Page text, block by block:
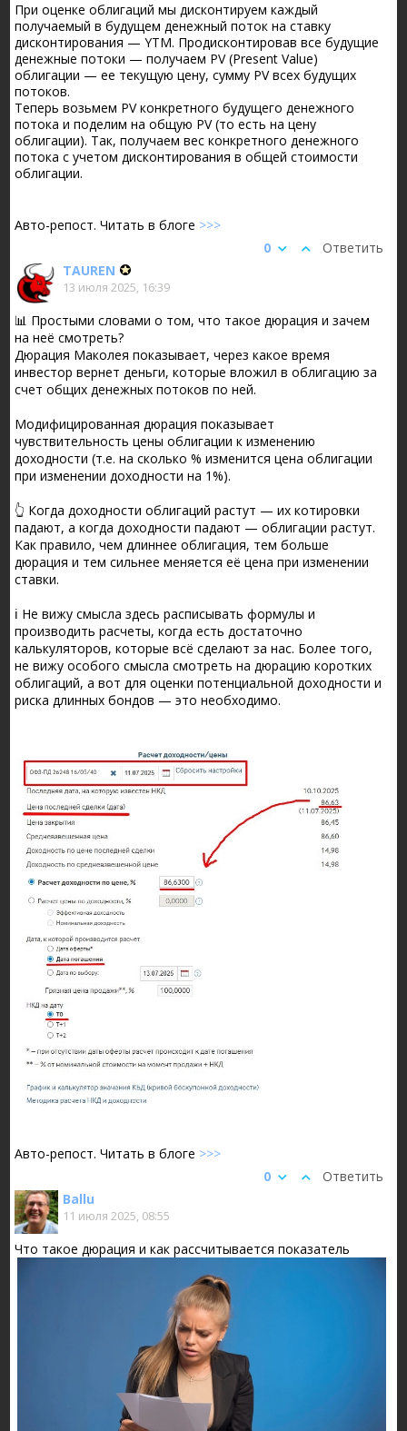
При оценке облигаций мы дисконтируем каждый
получаемый в будущем денежный поток на ставку
дисконтирования — YTM. Продисконтировав все будущие
денежные потоки — получаем PV (Present Value)
облигации — ее текущую цену, сумму PV всех будущих
потоков.
Теперь возьмем PV конкретного будущего денежного
потока и поделим на общую PV (то есть на цену
облигации). Так, получаем вес конкретного денежного
потока с учетом дисконтирования в общей стоимости
облигации.
Авто-репост. Читать в блоге >>>
Ответить
0
TAUREN
13 июля 2025, 16:39
📊 Простыми словами о том, что такое дюрация и зачем
на неё смотреть?
Дюрация Маколея показывает, через какое время
инвестор вернет деньги, которые вложил в облигацию за
счет общих денежных потоков по ней.
Модифицированная дюрация показывает
чувствительность цены облигации к изменению
доходности (т.е. на сколько % изменится цена облигации
при изменении доходности на 1%).
👆 Когда доходности облигаций растут — их котировки
падают, а когда доходности падают — облигации растут.
Как правило, чем длиннее облигация, тем больше
дюрация и тем сильнее меняется её цена при изменении
ставки.
ℹ️ Не вижу смысла здесь расписывать формулы и
производить расчеты, когда есть достаточно
калькуляторов, которые всё сделают за нас. Более того,
не вижу особого смысла смотреть на дюрацию коротких
облигаций, а вот для оценки потенциальной доходности и
риска длинных бондов — это необходимо.
Авто-репост. Читать в блоге >>>
Ответить
0
Ballu
11 июля 2025, 08:55
Что такое дюрация и как рассчитывается показатель